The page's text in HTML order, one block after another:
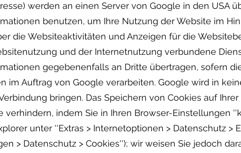
werden an einen Server von Google in den USA
benutzen, um Ihre Nutzung der Website im
die Websiteaktivitäten und Anzeigen für die
und der Internetnutzung verbundene
gegebenenfalls an Dritte übertragen, sofern
im Auftrag von Google verarbeiten. Google wird in
bringen. Das Speichern von Cookies auf
verhindern, indem Sie in Ihren Browser-Einstellungen
unter ''Extras > Internetoptionen > Datenschutz >
> Datenschutz > Cookies''); wir weisen Sie jedoch